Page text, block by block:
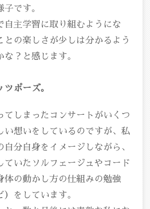
子です。
自主学習に取り組むようにな
との楽しさが少しは分かるよう
な？と感じます。
ポーズ。
てしまったコンサートがいくつ
い想いをしているのですが、私
自分自身をイメージしながら、
ていたソルフェージュやコード
体の動かし方の仕組みの勉強
）をしています。